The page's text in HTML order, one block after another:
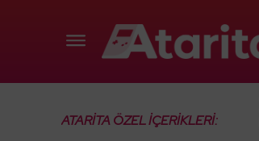
ATARİTA ÖZEL İÇERİKLERİ: